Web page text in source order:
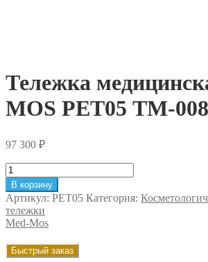
Тележка
MOS РЕТ05 ТМ-
97 300 ₽
Количество
товара
Тележка
медицинская
MED-
MOS
РЕТ05
ТМ-008АН-00
В корзину
Артикул: РЕТ05 Категория:
тележки
Med-Mos
Быстрый заказ